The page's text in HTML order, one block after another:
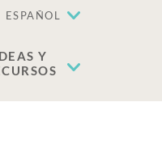
ESPAÑOL
Y